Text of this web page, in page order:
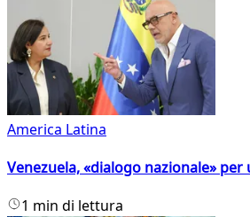
America Latina
Venezuela, «dialogo nazionale»
1 min di lettura